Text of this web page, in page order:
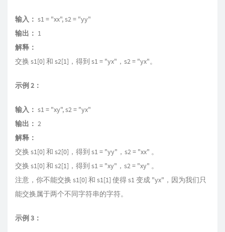
输入： s1 = "xx", s2 = "yy"
输出： 1
解释：
交换 s1[0] 和 s2[1]，得到 s1 = "yx"，s2 = "yx"。
示例 2：
输入： s1 = "xy", s2 = "yx"
输出： 2
解释：
交换 s1[0] 和 s2[0]，得到 s1 = "yy"，s2 = "xx" 。
交换 s1[0] 和 s2[1]，得到 s1 = "xy"，s2 = "xy" 。
注意，你不能交换 s1[0] 和 s1[1] 使得 s1 变成 "yx"，因为我们只
能交换属于两个不同字符串的字符。
示例 3：